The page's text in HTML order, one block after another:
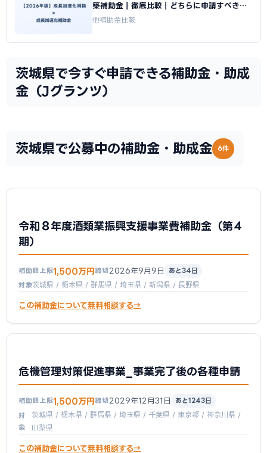
築補助金｜徹底比較｜どちらに申請すべきか
｜成長加速化補助金ナビ
他補助金比較
茨城県で今すぐ申請できる補助金・助成
金（Jグランツ）
茨城県で公募中の補助金・助成金 6件
令和８年度酒類業振興支援事業費補助金（第４
期）
補助額上限1,500万円締切 2026年9月9日
あと34日
対象茨城県 / 栃木県 / 群馬県 / 埼玉県 / 新潟県 / 長野県
この補助金について無料相談する
危機管理対策促進事業_事業完了後の各種申請
補助額上限1,500万円締切 2029年12月31日 あと1243日
対
象
茨城県 / 栃木県 / 群馬県 / 埼玉県 / 千葉県 / 東京都 / 神奈川県 /
山梨県
この補助金について無料相談する